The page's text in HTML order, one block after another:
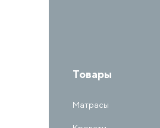
Товары
Матрасы